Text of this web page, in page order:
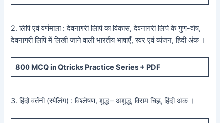
2. लिपि एवं वर्णमाला : देवनागरी लिपि का विकास, देवनागरी लिपि के गुण-दोष,
देवनागरी लिपि में लिखी जाने वाली भारतीय भाषाएँ, स्वर एवं व्यंजन, हिंदी अंक ।
800 MCQ in Qtricks Practice Series + PDF
3. हिंदी वर्तनी (स्पैलिंग) : विश्लेषण, शुद्ध – अशुद्ध, विराम चिह्न, हिंदी अंक ।